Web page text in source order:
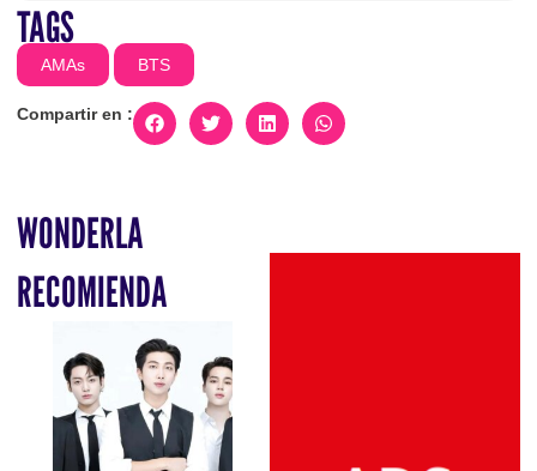
TAGS
AMAs BTS
Compartir en :
WONDERLA
RECOMIENDA